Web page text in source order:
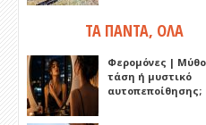
ΤΑ ΠΑΝΤΑ, ΟΛΑ
Φερομόνες |
τάση ή μυστικό
αυτοπεποίθησης;